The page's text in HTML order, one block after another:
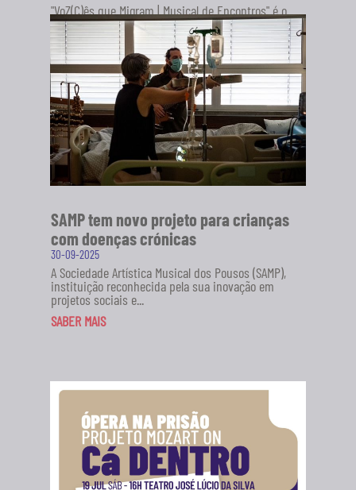
"VoZ(C)ês que Migram | Musical de Encontros" é o
novo projeto da Sociedade Artística Musical dos
Pousos (SAMP), em...
SABER MAIS
SAMP tem novo projeto para crianças
com doenças crónicas
30-09-2025
A Sociedade Artística Musical dos Pousos (SAMP),
instituição reconhecida pela sua inovação em
projetos sociais e...
SABER MAIS